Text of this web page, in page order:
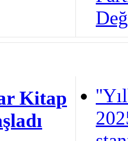
Kitap